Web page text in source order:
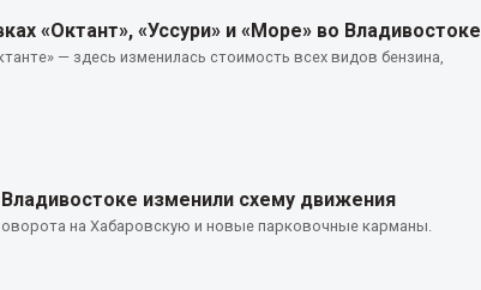
«Октант», «Уссури» и «Море» во Владивостоке
— здесь изменилась стоимость всех видов бензина,
изменили схему движения
на Хабаровскую и новые парковочные карманы.